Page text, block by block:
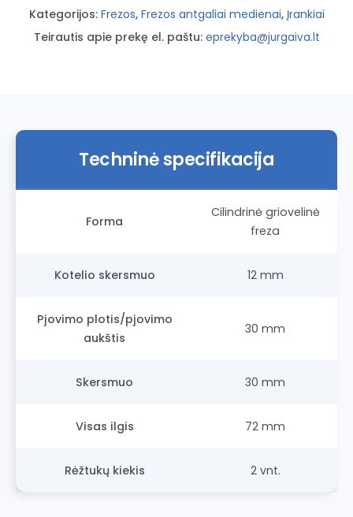
Kategorijos: Frezos, Frezos antgaliai medienai, Įrankiai
Teirautis apie prekę el. paštu: eprekyba@jurgaiva.lt
Techninė specifikacija
Forma
Cilindrinė griovelinė
freza
Kotelio skersmuo 12 mm
Pjovimo plotis/pjovimo
aukštis
30 mm
Skersmuo 30 mm
Visas ilgis 72 mm
Rėžtukų kiekis 2 vnt.